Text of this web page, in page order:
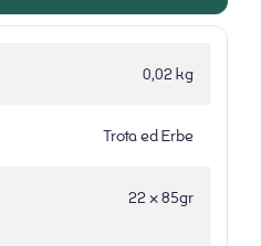
0,02 kg
Trota ed Erbe
22 x 85gr